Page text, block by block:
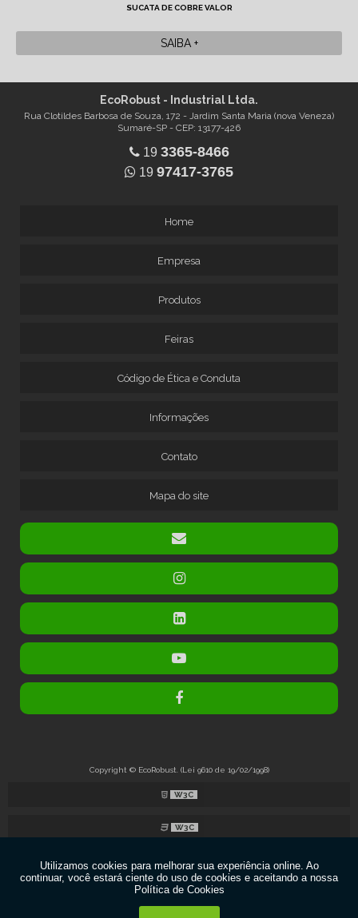
SUCATA DE COBRE VALOR
SAIBA +
EcoRobust - Industrial Ltda.
Rua Clotildes Barbosa de Souza, 172 - Jardim Santa Maria (nova Veneza)
Sumaré-SP - CEP: 13177-426
19 3365-8466
19 97417-3765
Home
Empresa
Produtos
Feiras
Código de Ética e Conduta
Informações
Contato
Mapa do site
Copyright © EcoRobust. (Lei 9610 de 19/02/1998)
W3C
W3C